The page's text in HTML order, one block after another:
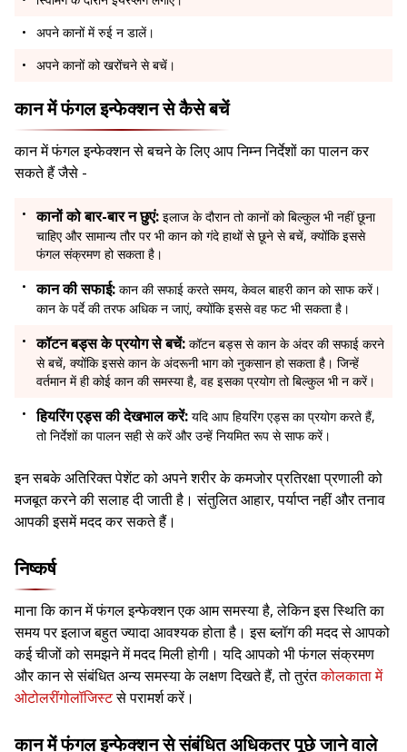
अपने कानों में रुई न डालें।
अपने कानों को खरोंचने से बचें।
कान में फंगल इन्फेक्शन से कैसे बचें
कान में फंगल इन्फेक्शन से बचने के लिए आप निम्न निर्देशों का पालन कर
सकते हैं जैसे -
कानों को बार-बार न छुएं: इलाज के दौरान तो कानों को बिल्कुल भी नहीं छूना
चाहिए और सामान्य तौर पर भी कान को गंदे हाथों से छूने से बचें, क्योंकि इससे
फंगल संक्रमण हो सकता है।
कान की सफाई: कान की सफाई करते समय, केवल बाहरी कान को साफ करें।
कान के पर्दे की तरफ अधिक न जाएं, क्योंकि इससे वह फट भी सकता है।
कॉटन बड्स के प्रयोग से बचें: कॉटन बड्स से कान के अंदर की सफाई करने
से बचें, क्योंकि इससे कान के अंदरूनी भाग को नुकसान हो सकता है। जिन्हें
वर्तमान में ही कोई कान की समस्या है, वह इसका प्रयोग तो बिल्कुल भी न करें।
हियरिंग एड्स की देखभाल करें: यदि आप हियरिंग एड्स का प्रयोग करते हैं,
तो निर्देशों का पालन सही से करें और उन्हें नियमित रूप से साफ करें।
इन सबके अतिरिक्त पेशेंट को अपने शरीर के कमजोर प्रतिरक्षा प्रणाली को
मजबूत करने की सलाह दी जाती है। संतुलित आहार, पर्याप्त नहीं और तनाव
आपकी इसमें मदद कर सकते हैं।
निष्कर्ष
माना कि कान में फंगल इन्फेक्शन एक आम समस्या है, लेकिन इस स्थिति का
समय पर इलाज बहुत ज्यादा आवश्यक होता है। इस ब्लॉग की मदद से आपको
कई चीजों को समझने में मदद मिली होगी। यदि आपको भी फंगल संक्रमण
और कान से संबंधित अन्य समस्या के लक्षण दिखते हैं, तो तुरंतकोलकाता में
ओटोलरींगोलॉजिस्टसे परामर्श करें।
कान में फंगल इन्फेक्शन से संबंधित अधिकतर पूछे जाने वाले